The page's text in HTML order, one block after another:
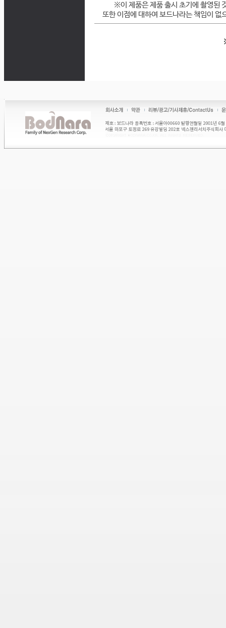
※이 제품은 제품 출시 초기에 촬영된
또한 이점에 대하여 보드나라는 책임이 없